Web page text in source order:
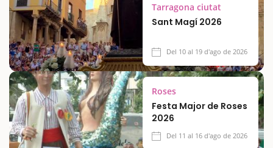
Tarragona ciutat
Sant Magí 2026
Del 10 al 19 d'ago de 2026
Roses
Festa Major de Roses
2026
Del 11 al 16 d'ago de 2026